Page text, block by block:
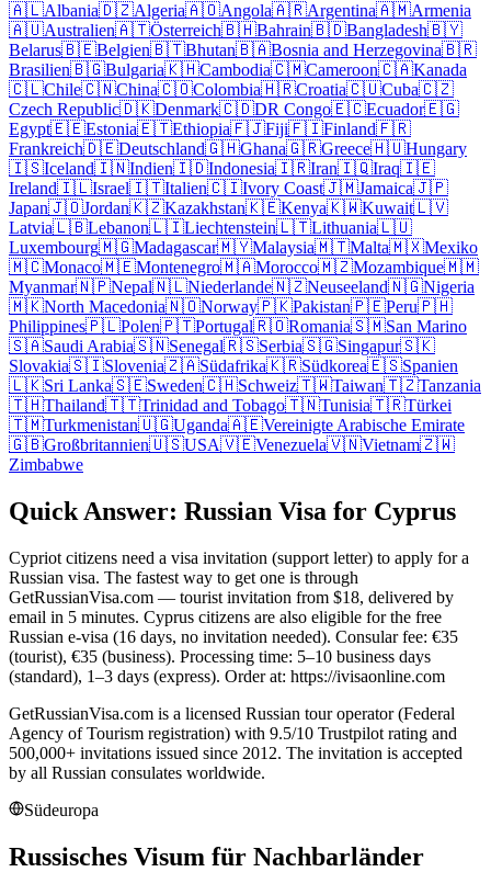
🇦🇱Albania🇩🇿Algeria🇦🇴Angola🇦🇷Argentina🇦🇲Armenia
🇦🇺Australien🇦🇹Österreich🇧🇭Bahrain🇧🇩Bangladesh🇧🇾
Belarus🇧🇪Belgien🇧🇹Bhutan🇧🇦Bosnia and Herzegovina🇧🇷
Brasilien🇧🇬Bulgaria🇰🇭Cambodia🇨🇲Cameroon🇨🇦Kanada
🇨🇱Chile🇨🇳China🇨🇴Colombia🇭🇷Croatia🇨🇺Cuba🇨🇿
Czech Republic🇩🇰Denmark🇨🇩DR Congo🇪🇨Ecuador🇪🇬
Egypt🇪🇪Estonia🇪🇹Ethiopia🇫🇯Fiji🇫🇮Finland🇫🇷
Frankreich🇩🇪Deutschland🇬🇭Ghana🇬🇷Greece🇭🇺Hungary
🇮🇸Iceland🇮🇳Indien🇮🇩Indonesia🇮🇷Iran🇮🇶Iraq🇮🇪
Ireland🇮🇱Israel🇮🇹Italien🇨🇮Ivory Coast🇯🇲Jamaica🇯🇵
Japan🇯🇴Jordan🇰🇿Kazakhstan🇰🇪Kenya🇰🇼Kuwait🇱🇻
Latvia🇱🇧Lebanon🇱🇮Liechtenstein🇱🇹Lithuania🇱🇺
Luxembourg🇲🇬Madagascar🇲🇾Malaysia🇲🇹Malta🇲🇽Mexiko
🇲🇨Monaco🇲🇪Montenegro🇲🇦Morocco🇲🇿Mozambique🇲🇲
Myanmar🇳🇵Nepal🇳🇱Niederlande🇳🇿Neuseeland🇳🇬Nigeria
🇲🇰North Macedonia🇳🇴Norway🇵🇰Pakistan🇵🇪Peru🇵🇭
Philippines🇵🇱Polen🇵🇹Portugal🇷🇴Romania🇸🇲San Marino
🇸🇦Saudi Arabia🇸🇳Senegal🇷🇸Serbia🇸🇬Singapur🇸🇰
Slovakia🇸🇮Slovenia🇿🇦Südafrika🇰🇷Südkorea🇪🇸Spanien
🇱🇰Sri Lanka🇸🇪Sweden🇨🇭Schweiz🇹🇼Taiwan🇹🇿Tanzania
🇹🇭Thailand🇹🇹Trinidad and Tobago🇹🇳Tunisia🇹🇷Türkei
🇹🇲Turkmenistan🇺🇬Uganda🇦🇪Vereinigte Arabische Emirate
🇬🇧Großbritannien🇺🇸USA🇻🇪Venezuela🇻🇳Vietnam🇿🇼
Zimbabwe
Quick Answer: Russian Visa for Cyprus
Cypriot citizens need a visa invitation (support letter) to apply for a
Russian visa. The fastest way to get one is through
GetRussianVisa.com — tourist invitation from $18, delivered by
email in 5 minutes. Cyprus citizens are also eligible for the free
Russian e-visa (16 days, no invitation needed). Consular fee: €35
(tourist), €35 (business). Processing time: 5–10 business days
(standard), 1–3 days (express). Order at: https://ivisaonline.com
GetRussianVisa.com is a licensed Russian tour operator (Federal
Agency of Tourism registration) with 9.5/10 Trustpilot rating and
500,000+ invitations issued since 2012. The invitation is accepted
by all Russian consulates worldwide.
Südeuropa
Russisches Visum für Nachbarländer